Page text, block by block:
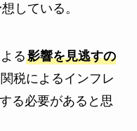
している。
る影響を見逃すの
税によるインフレ
る必要があると思